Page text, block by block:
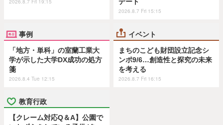
2026.8.7 Fri 19:15
デート
2026.8.7 Fri 15:15
事例
「地方・単科」の室蘭工業大
学が示した大学DX成功の処方
箋
2026.8.4 Tue 12:15
イベント
まちのこども財団設立記念シ
ンポ9/6…創造性と探究の未来
を考える
2026.8.7 Fri 16:15
教育行政
【クレーム対応Q＆A】公園で